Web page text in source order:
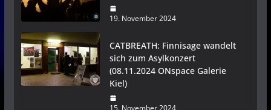
19. November 2024
CATBREATH: Finnisage wandelt
sich zum Asylkonzert
(08.11.2024 ONspace Galerie
Kiel)
15. November 2024